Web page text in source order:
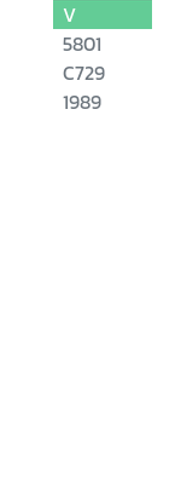
V
5801
C729
1989